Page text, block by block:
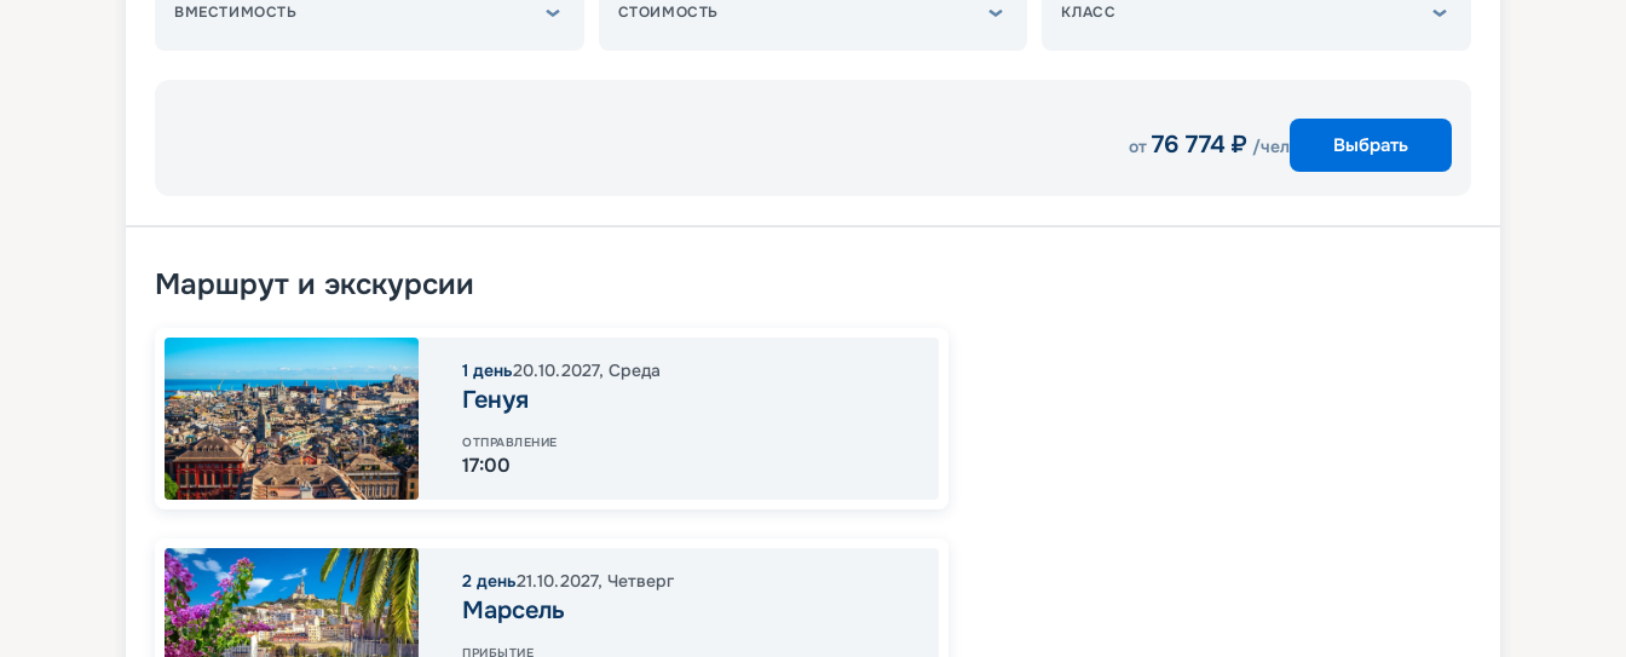
ВМЕСТИМОСТЬ СТОИМОСТЬ КЛАСС
от 76 774 ₽ /чел Выбрать
Маршрут и экскурсии
1 день20.10.2027, Среда
Генуя
ОТПРАВЛЕНИЕ
17:00
2 день21.10.2027, Четверг
Марсель
ПРИБЫТИЕ